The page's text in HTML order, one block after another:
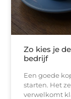
Zo kies je
bedrijf
Een goede
starten. Het
verwelkomt